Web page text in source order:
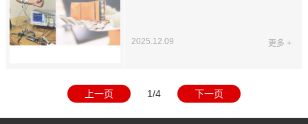
2025.12.09 更多 +
上一页 1/4 下一页